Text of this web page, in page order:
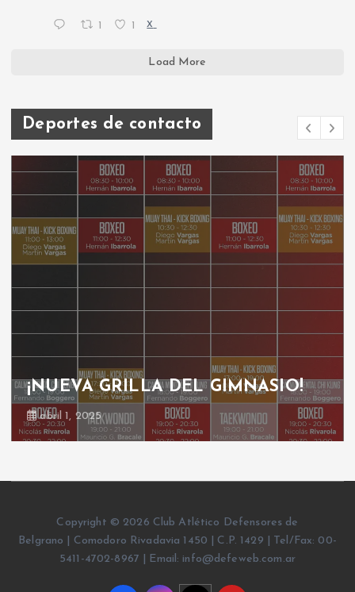
1 1 X
Load More
Deportes de contacto
¡NUEVA GRILLA DEL GIMNASIO!
abril 1, 2025
Copyright © 2026 Club Atlético Defensores de
Belgrano | Comodoro Rivadavia 1450 | C.P. 1429 | Tel/Fax: 00-
5411-4702-8967 | Email: info@defeweb.com.ar